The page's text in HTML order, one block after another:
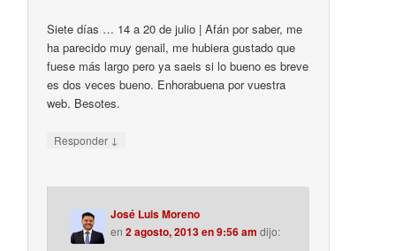
Siete días … 14 a 20 de julio | Afán por saber, me
ha parecido muy genail, me hubiera gustado que
fuese más largo pero ya saeis si lo bueno es breve
es dos veces bueno. Enhorabuena por vuestra
web. Besotes.
Responder ↓
José Luis Moreno
en 2 agosto, 2013 en 9:56 am dijo: